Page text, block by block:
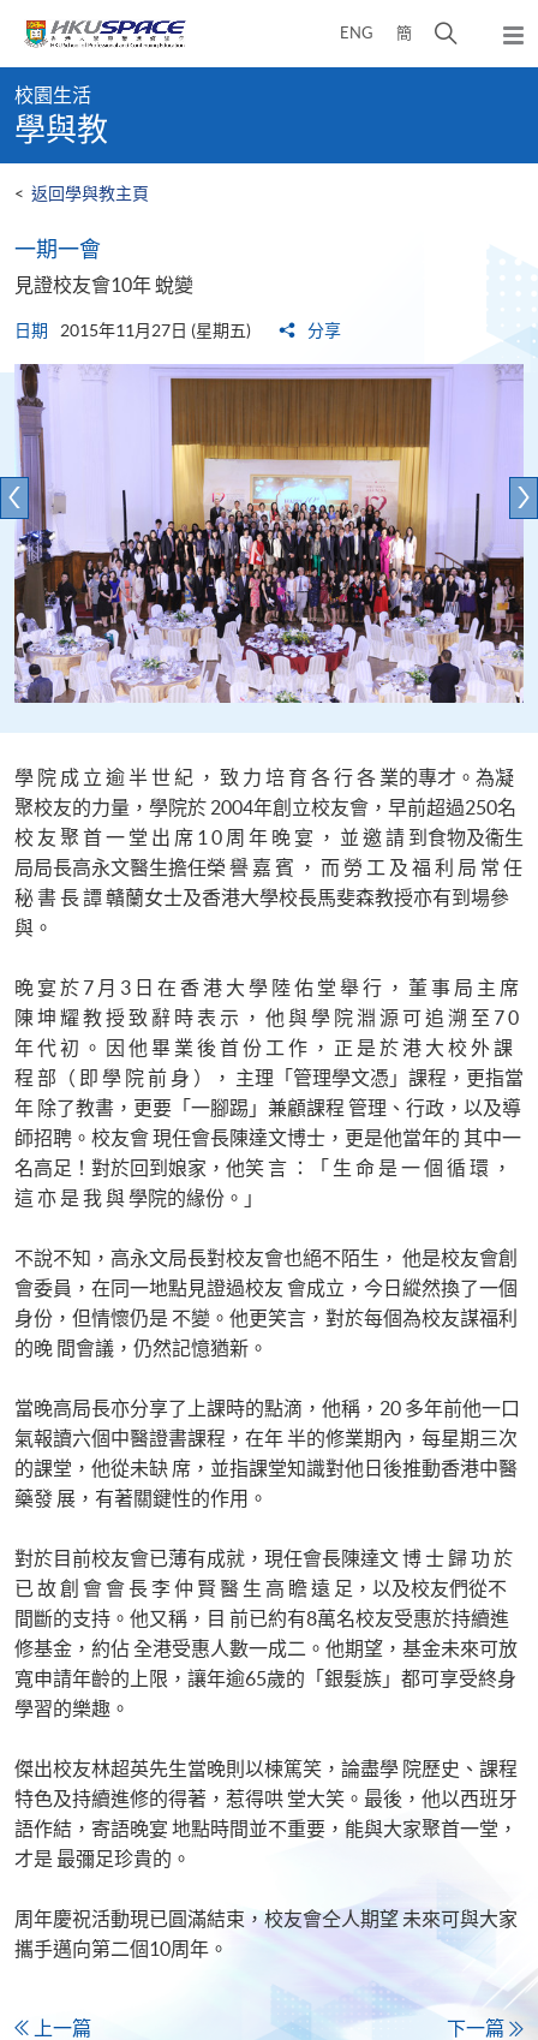
content
ENG 簡
開
彈
出
content
start
校園生活
學與教
< 返回學與教主頁
一期一會
見證校友會10年 蛻變
日期 2015年11月27日 (星期五) 分享
學 院 成 立 逾 半 世 紀 ， 致 力 培 育 各 行 各 業的專才。為凝
聚校友的力量，學院於 2004年創立校友會，早前超過250名
校 友 聚 首 一 堂 出 席 1 0 周 年 晚 宴 ， 並 邀 請 到食物及衞生
局局長高永文醫生擔任榮 譽 嘉 賓 ， 而 勞 工 及 福 利 局 常 任
秘 書 長 譚 贛蘭女士及香港大學校長馬斐森教授亦有到場參
與。
晚 宴 於 7 月 3 日 在 香 港 大 學 陸 佑 堂 舉 行 ， 董 事 局 主 席
陳 坤 耀 教 授 致 辭 時 表 示 ， 他 與 學 院 淵 源 可 追 溯 至 7 0
年 代 初 。 因 他 畢 業 後 首 份 工 作 ， 正 是 於 港 大 校 外 課
程 部（ 即 學 院 前 身 ）， 主理「管理學文憑」課程，更指當
年 除了教書，更要「一腳踢」兼顧課程 管理、行政，以及導
師招聘。校友會 現任會長陳達文博士，更是他當年的 其中一
名高足！對於回到娘家，他笑 言 ：「 生 命 是 一 個 循 環 ，
這 亦 是 我 與 學院的緣份。」
不說不知，高永文局長對校友會也絕不陌生， 他是校友會創
會委員，在同一地點見證過校友 會成立，今日縱然換了一個
身份，但情懷仍是 不變。他更笑言，對於每個為校友謀福利
的晚 間會議，仍然記憶猶新。
當晚高局長亦分享了上課時的點滴，他稱，20 多年前他一口
氣報讀六個中醫證書課程，在年 半的修業期內，每星期三次
的課堂，他從未缺 席，並指課堂知識對他日後推動香港中醫
藥發 展，有著關鍵性的作用。
對於目前校友會已薄有成就，現任會長陳達文 博 士 歸 功 於
已 故 創 會 會 長 李 仲 賢 醫 生 高 瞻 遠 足，以及校友們從不
間斷的支持。他又稱，目 前已約有8萬名校友受惠於持續進
修基金，約佔 全港受惠人數一成二。他期望，基金未來可放
寬申請年齡的上限，讓年逾65歲的「銀髮族」都可享受終身
學習的樂趣。
傑出校友林超英先生當晚則以楝篤笑，論盡學 院歷史、課程
特色及持續進修的得著，惹得哄 堂大笑。最後，他以西班牙
語作結，寄語晚宴 地點時間並不重要，能與大家聚首一堂，
才是 最彌足珍貴的。
周年慶祝活動現已圓滿結束，校友會仝人期望 未來可與大家
攜手邁向第二個10周年。
上一篇 下一篇